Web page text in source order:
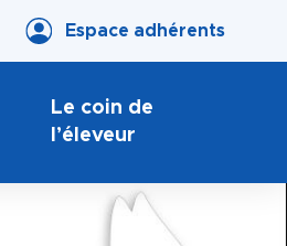
Espace adhérents
Le coin de
l’éleveur